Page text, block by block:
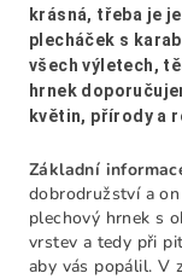
krásná, třeba je
plecháček s
všech výletech,
hrnek
květin, přírody a
Základní
dobrodružství a
plechový hrnek s
vrstev a tedy při
aby vás popálil. V